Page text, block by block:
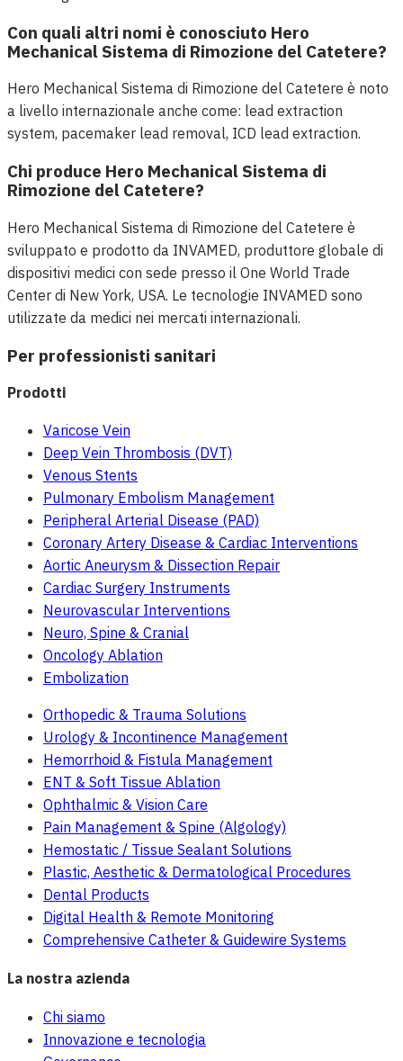
Con quali altri nomi è conosciuto Hero
Mechanical Sistema di Rimozione del Catetere?
Hero Mechanical Sistema di Rimozione del Catetere è noto
a livello internazionale anche come: lead extraction
system, pacemaker lead removal, ICD lead extraction.
Chi produce Hero Mechanical Sistema di
Rimozione del Catetere?
Hero Mechanical Sistema di Rimozione del Catetere è
sviluppato e prodotto da INVAMED, produttore globale di
dispositivi medici con sede presso il One World Trade
Center di New York, USA. Le tecnologie INVAMED sono
utilizzate da medici nei mercati internazionali.
Per professionisti sanitari
Prodotti
Varicose Vein
Deep Vein Thrombosis (DVT)
Venous Stents
Pulmonary Embolism Management
Peripheral Arterial Disease (PAD)
Coronary Artery Disease & Cardiac Interventions
Aortic Aneurysm & Dissection Repair
Cardiac Surgery Instruments
Neurovascular Interventions
Neuro, Spine & Cranial
Oncology Ablation
Embolization
Orthopedic & Trauma Solutions
Urology & Incontinence Management
Hemorrhoid & Fistula Management
ENT & Soft Tissue Ablation
Ophthalmic & Vision Care
Pain Management & Spine (Algology)
Hemostatic / Tissue Sealant Solutions
Plastic, Aesthetic & Dermatological Procedures
Dental Products
Digital Health & Remote Monitoring
Comprehensive Catheter & Guidewire Systems
La nostra azienda
Chi siamo
Innovazione e tecnologia